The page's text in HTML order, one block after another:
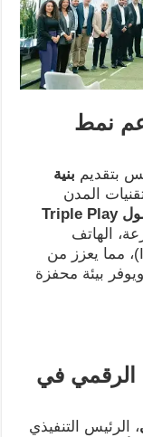
نمط
بتقديم بنية
المدن
Triple Play
الهاتف
الأرضي، والتلفزيون عبر الإنترنت (IPTV)، مما يعزز من
بيئة محفزة
الرقمي في
، الرئيس التنفيذي